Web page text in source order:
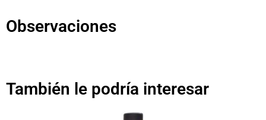
Observaciones
También le podría interesar